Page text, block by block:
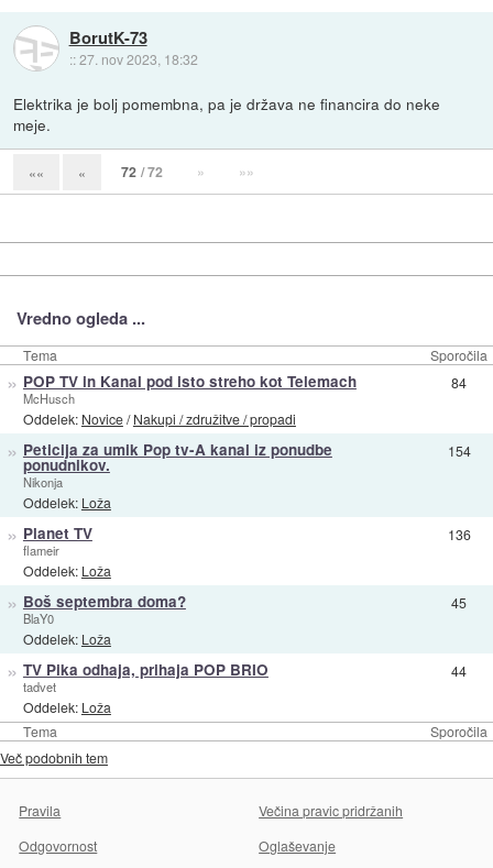
BorutK-73
::27. nov 2023, 18:32
Elektrika je bolj pomembna, pa je država ne financira do neke
meje.
«« « 72 / 72 » »»
Vredno ogleda ...
Tema Sporočila
Tema Sporočila
» POP TV in Kanal pod isto streho kot Telemach
McHusch
Oddelek: Novice/Nakupi / združitve / propadi
84
» Peticija za umik Pop tv-A kanal iz ponudbe
ponudnikov.
Nikonja
Oddelek: Loža
154
» Planet TV
flameir
Oddelek: Loža
136
» Boš septembra doma?
BlaY0
Oddelek: Loža
45
» TV Pika odhaja, prihaja POP BRIO
tadvet
Oddelek: Loža
44
Več podobnih tem
Pravila
Večina pravic pridržanih
Odgovornost
Oglaševanje